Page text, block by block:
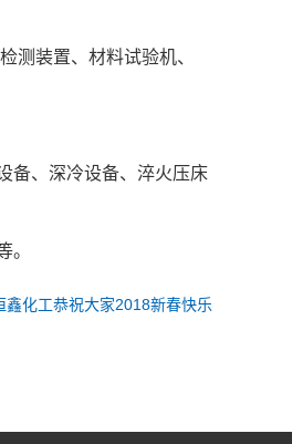
装置、材料试验机、
备、深冷设备、淬火压床
。
鑫化工恭祝大家2018新春快乐